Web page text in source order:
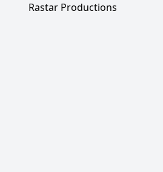
Rastar Productions